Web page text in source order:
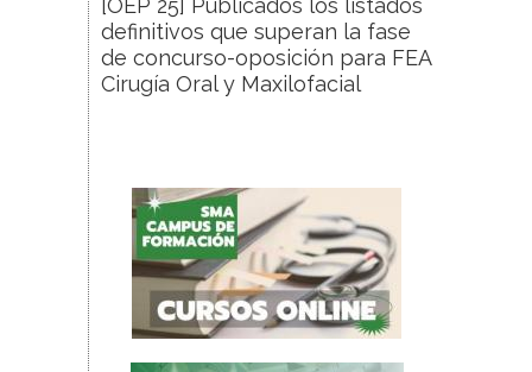
[OEP 25] Publicados los listados
definitivos que superan la fase
de concurso-oposición para FEA
Cirugía Oral y Maxilofacial